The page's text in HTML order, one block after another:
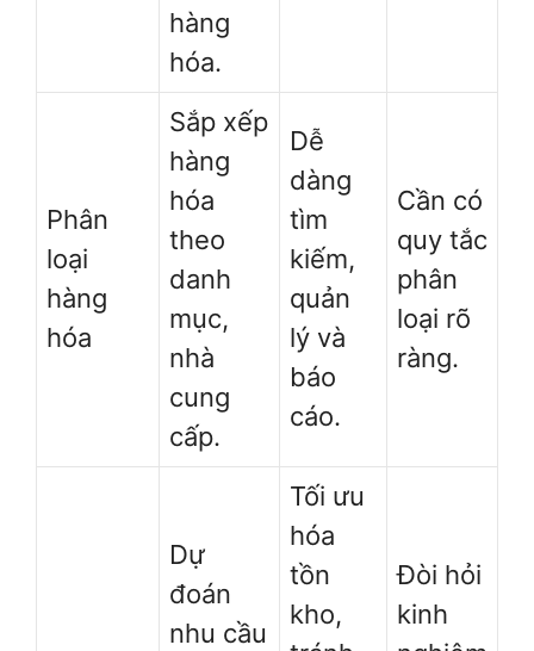
hàng
hóa.
Phân
loại
hàng
hóa
Sắp xếp
hàng
hóa
theo
danh
mục,
nhà
cung
cấp.
Dễ
dàng
tìm
kiếm,
quản
lý và
báo
cáo.
Cần có
quy tắc
phân
loại rõ
ràng.
Dự
đoán
nhu cầu
Tối ưu
hóa
tồn
kho,
Đòi hỏi
kinh